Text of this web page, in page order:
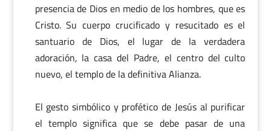
presencia de Dios en medio de los hombres, que es
Cristo. Su cuerpo crucificado y resucitado es el
santuario de Dios, el lugar de la verdadera
adoración, la casa del Padre, el centro del culto
nuevo, el templo de la definitiva Alianza.
El gesto simbólico y profético de Jesús al purificar
el templo significa que se debe pasar de una